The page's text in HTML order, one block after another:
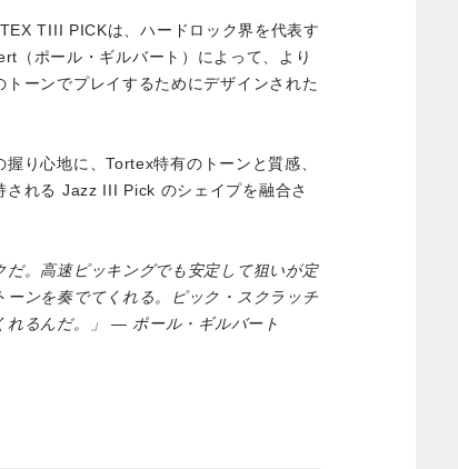
TIII PICKは、ハードロック界を代表す
（ポール・ギルバート）によって、より
ーンでプレイするためにデザインされた
り心地に、Tortex特有のトーンと質感、
される Jazz III Pick のシェイプを融合さ
だ。高速ピッキングでも安定して狙いが定
ーンを奏でてくれる。ピック・スクラッチ
れるんだ。」 — ポール・ギルバート